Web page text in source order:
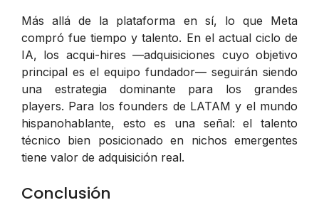
Más allá de la plataforma en sí, lo que Meta
compró fue tiempo y talento. En el actual ciclo de
IA, los acqui-hires —adquisiciones cuyo objetivo
principal es el equipo fundador— seguirán siendo
una estrategia dominante para los grandes
players. Para los founders de LATAM y el mundo
hispanohablante, esto es una señal: el talento
técnico bien posicionado en nichos emergentes
tiene valor de adquisición real.
Conclusión